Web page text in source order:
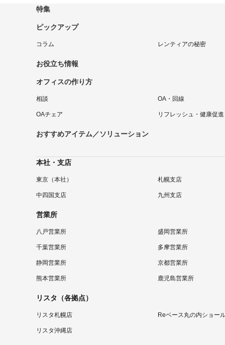
特集
ピックアップ
コラム レンティアの秘密
お役立ち情報
オフィスの作り方
相談 OA・回線
OAチェア リフレッシュ・健康促進
おすすめアイテム／ソリューション
本社・支店
東京（本社） 札幌支店
中四国支店 九州支店
営業所
八戸営業所 盛岡営業所
千葉営業所 多摩営業所
静岡営業所 京都営業所
熊本営業所 鹿児島営業所
リスタ（各拠点）
リスタ札幌店 Reベース丸の内ショー
リスタ沖縄店